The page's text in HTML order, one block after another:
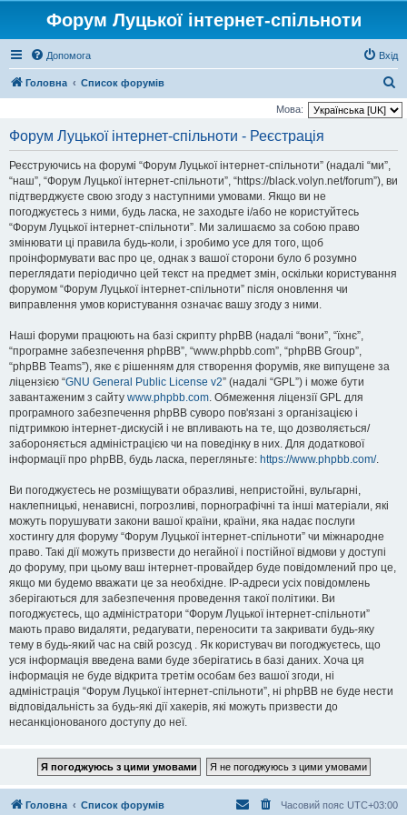
Форум Луцької інтернет-спільноти
Допомога Вхід
Головна Список форумів
о
Мова:
Форум Луцької інтернет-спільноти - Реєстрація
Реєструючись на форумі “Форум Луцької інтернет-спільноти” (надалі “ми”,
“наш”, “Форум Луцької інтернет-спільноти”, “https://black.volyn.net/forum”), ви
підтверджуєте свою згоду з наступними умовами. Якщо ви не
погоджуєтесь з ними, будь ласка, не заходьте і/або не користуйтесь
“Форум Луцької інтернет-спільноти”. Ми залишаємо за собою право
змінювати ці правила будь-коли, і зробимо усе для того, щоб
проінформувати вас про це, однак з вашої сторони було б розумно
переглядати періодично цей текст на предмет змін, оскільки користування
форумом “Форум Луцької інтернет-спільноти” після оновлення чи
виправлення умов користування означає вашу згоду з ними.
Наші форуми працюють на базі скрипту phpBB (надалі “вони”, “їхнє”,
“програмне забезпечення phpBB”, “www.phpbb.com”, “phpBB Group”,
“phpBB Teams”), яке є рішенням для створення форумів, яке випущене за
ліцензією “GNU General Public License v2” (надалі “GPL”) і може бути
завантаженим з сайту www.phpbb.com. Обмеження ліцензії GPL для
програмного забезпечення phpBB суворо пов'язані з організацією і
підтримкою інтернет-дискусій і не впливають на те, що дозволяється/
забороняється адміністрацією чи на поведінку в них. Для додаткової
інформації про phpBB, будь ласка, перегляньте: https://www.phpbb.com/.
Ви погоджуєтесь не розміщувати образливі, непристойні, вульгарні,
наклепницькі, ненависні, погрозливі, порнографічні та інші матеріали, які
можуть порушувати закони вашої країни, країни, яка надає послуги
хостингу для форуму “Форум Луцької інтернет-спільноти” чи міжнародне
право. Такі дії можуть призвести до негайної і постійної відмови у доступі
до форуму, при цьому ваш інтернет-провайдер буде повідомлений про це,
якщо ми будемо вважати це за необхідне. IP-адреси усіх повідомлень
зберігаються для забезпечення проведення такої політики. Ви
погоджуєтесь, що адміністратори “Форум Луцької інтернет-спільноти”
мають право видаляти, редагувати, переносити та закривати будь-яку
тему в будь-який час на свій розсуд . Як користувач ви погоджуєтесь, що
уся інформація введена вами буде зберігатись в базі даних. Хоча ця
інформація не буде відкрита третім особам без вашої згоди, ні
адміністрація “Форум Луцької інтернет-спільноти”, ні phpBB не буде нести
відповідальність за будь-які дії хакерів, які можуть призвести до
несанкціонованого доступу до неї.
Головна Список форумів Часовий пояс UTC+03:00